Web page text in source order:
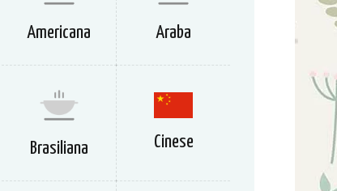
Americana Araba
Brasiliana Cinese